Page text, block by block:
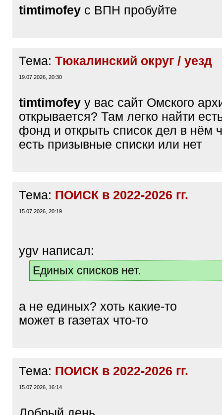
timtimofey с ВПН пробуйте
Тема: Тюкалинский округ / уезд
19.07.2026, 20:30
timtimofey у вас сайт Омского
открывается? Там легко найти
фонд и открыть список дел в нём
есть призывные списки или нет
Тема: ПОИСК в 2022-2026 гг.
15.07.2026, 20:19
ygv написал:
[
q
Единых списков нет.
[
]
а не единых? хоть какие-то
может в газетах что-то
Тема: ПОИСК в 2022-2026 гг.
15.07.2026, 16:14